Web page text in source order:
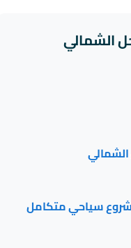
الشمالي
سياحي متكامل